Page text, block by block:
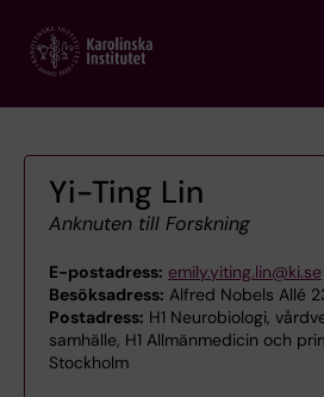
main
Yi-Ting Lin
Anknuten till Forskning
E-postadress: emily.yiting.lin@ki.se
Besöksadress: Alfred Nobels Allé
Postadress: H1 Neurobiologi,
samhälle, H1 Allmänmedicin och
Stockholm